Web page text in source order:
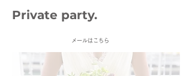
Private party.
​メールはこちら